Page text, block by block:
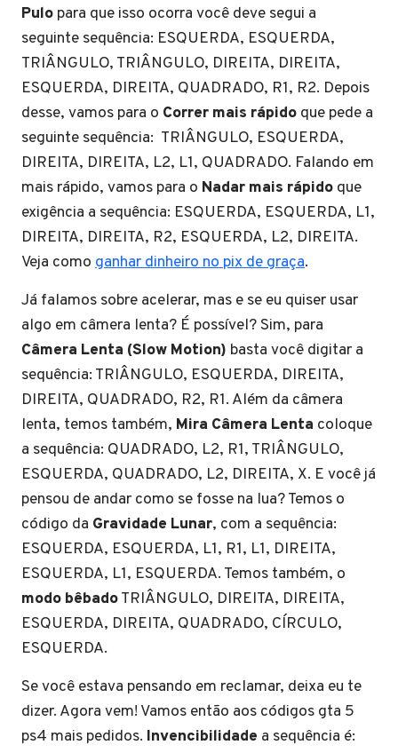
Pulo para que isso ocorra você deve segui a
seguinte sequência: ESQUERDA, ESQUERDA,
TRIÂNGULO, TRIÂNGULO, DIREITA, DIREITA,
ESQUERDA, DIREITA, QUADRADO, R1, R2. Depois
desse, vamos para o Correr mais rápido que pede a
seguinte sequência: TRIÂNGULO, ESQUERDA,
DIREITA, DIREITA, L2, L1, QUADRADO. Falando em
mais rápido, vamos para o Nadar mais rápido que
exigência a sequência: ESQUERDA, ESQUERDA, L1,
DIREITA, DIREITA, R2, ESQUERDA, L2, DIREITA.
Veja como ganhar dinheiro no pix de graça.
Já falamos sobre acelerar, mas e se eu quiser usar
algo em câmera lenta? É possível? Sim, para
Câmera Lenta (Slow Motion) basta você digitar a
sequência: TRIÂNGULO, ESQUERDA, DIREITA,
DIREITA, QUADRADO, R2, R1. Além da câmera
lenta, temos também, Mira Câmera Lenta coloque
a sequência: QUADRADO, L2, R1, TRIÂNGULO,
ESQUERDA, QUADRADO, L2, DIREITA, X. E você já
pensou de andar como se fosse na lua? Temos o
código da Gravidade Lunar, com a sequência:
ESQUERDA, ESQUERDA, L1, R1, L1, DIREITA,
ESQUERDA, L1, ESQUERDA. Temos também, o
modo bêbadoTRIÂNGULO, DIREITA, DIREITA,
ESQUERDA, DIREITA, QUADRADO, CÍRCULO,
ESQUERDA.
Se você estava pensando em reclamar, deixa eu te
dizer. Agora vem! Vamos então aos códigos gta 5
ps4 mais pedidos. Invencibilidade a sequência é: